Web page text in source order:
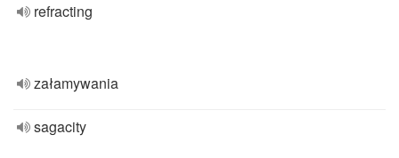
refracting
załamywania
sagacity